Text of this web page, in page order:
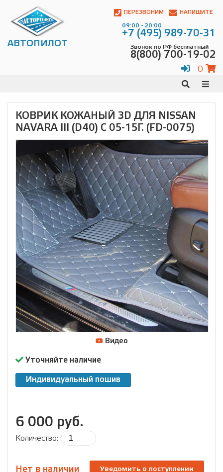
АВТОПИЛОТ
ПЕРЕЗВОНИМ НАПИШИТЕ
09:00 - 20:00
+7 (495) 989-70-31
Звонок по РФ бесплатный
8(800) 700-19-02
0
КОВРИК КОЖАНЫЙ 3D ДЛЯ NISSAN
NAVARA III (D40) С 05-15Г. (FD-0075)
Уточняйте наличие
Индивидуальный пошив
6 000 руб.
Количество:
Нет в наличии Уведомить о поступлении
Видео
Контакты:
Адрес:
Чагинская
700-
Телефон:+7
(495)
Электронная
почта:
info@avtopilot1.ru